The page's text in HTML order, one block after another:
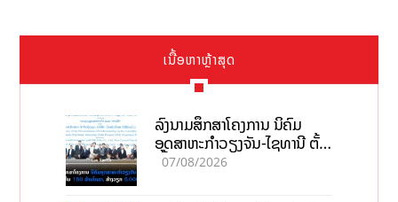
ເນື້ອຫາຫຼ້າສຸດ
ລົງນາມສຶກສາໂຄງການ ນິຄົມ
ອຸດສາຫະກຳວຽງຈັນ-ໄຊທານີ ຕັ້ງ
ເປົ້າດຶງທຶນ 150 ລ້ານໂດລາ, ສ້າງ
07/08/2026